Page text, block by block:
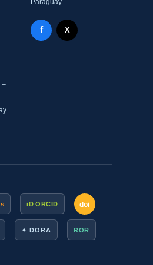
–
Facebook - Memorias del
f X Twitter - MIICS UNA
X
iD ORCID doi
✦ DORA ROR